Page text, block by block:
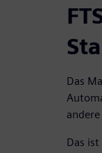
Das
Das